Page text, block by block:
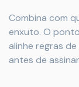
Combina com
enxuto. O
alinhe regras
antes de